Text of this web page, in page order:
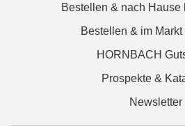
Bestellen & nach Hause
Bestellen & im
HORNBACH
Prospekte &
Newsletter